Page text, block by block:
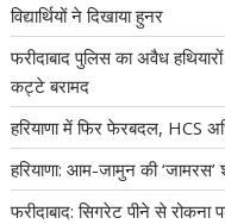
विद्यार्थियों ने दिखाया हुनर
फरीदाबाद पुलिस का अवैध
कट्टे बरामद
हरियाणा में फिर फेरबदल, HCS
हरियाणा: आम-जामुन की
फरीदाबाद: सिगरेट पीने से रोकना